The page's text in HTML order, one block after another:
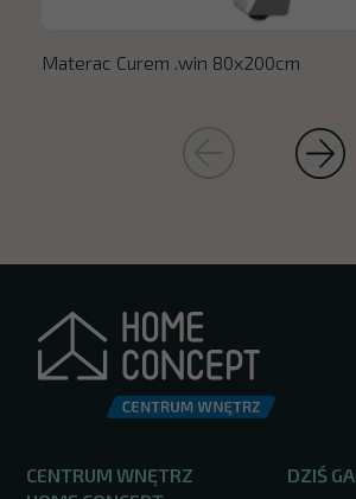
Materac Curem .win 80x200cm
CENTRUM WNĘTRZ
DZIŚ